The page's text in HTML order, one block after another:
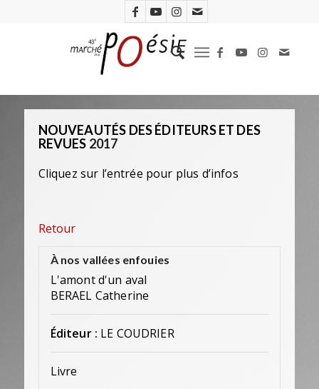
NOUVEAUTÉS DES ÉDITEURS ET DES
REVUES 2017
Cliquez sur l’entrée pour plus d’infos
Retour
À nos vallées enfouies
L'amont d'un aval
BERAEL Catherine
Éditeur : LE COUDRIER
Livre